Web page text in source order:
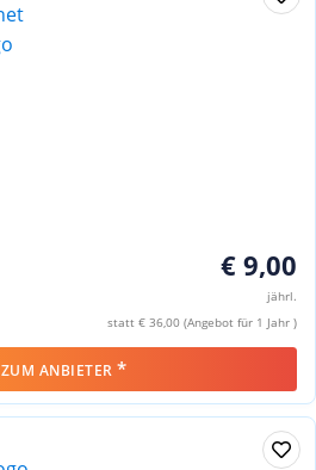
€ 9,00
jährl.
statt € 36,00 (Angebot für 1 Jahr )
ZUM ANBIETER *